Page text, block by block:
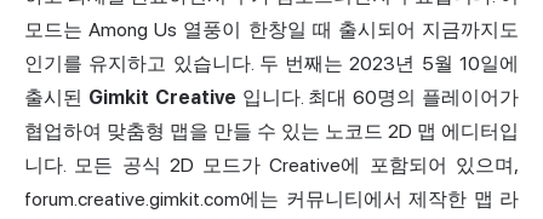
모드는 Among Us 열풍이 한창일 때 출시되어 지금까지도
인기를 유지하고 있습니다. 두 번째는 2023년 5월 10일에
출시된 Gimkit Creative 입니다. 최대 60명의 플레이어가
협업하여 맞춤형 맵을 만들 수 있는 노코드 2D 맵 에디터입
니다. 모든 공식 2D 모드가 Creative에 포함되어 있으며,
forum.creative.gimkit.com에는 커뮤니티에서 제작한 맵 라